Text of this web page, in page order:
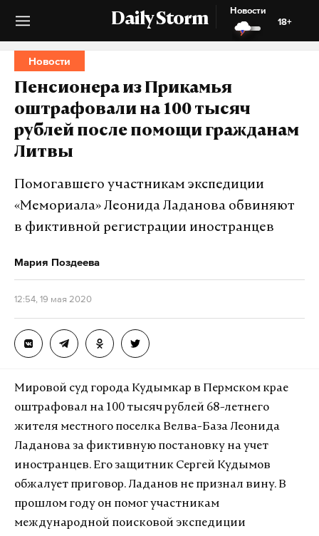
Daily Storm
Новости
18+
Новости
Пенсионера из Прикамья
оштрафовали на 100 тысяч
рублей после помощи гражданам
Литвы
Помогавшего участникам экспедиции
«Мемориала» Леонида Ладанова обвиняют
в фиктивной регистрации иностранцев
Мария Поздеева
12:54, 19 мая 2020
Мировой суд города Кудымкар в Пермском крае
оштрафовал на 100 тысяч рублей 68-летнего
жителя местного поселка Велва-База Леонида
Ладанова за фиктивную постановку на учет
иностранцев. Его защитник Сергей Кудымов
обжалует приговор. Ладанов не признал вину. В
прошлом году он помог участникам
международной поисковой экспедиции